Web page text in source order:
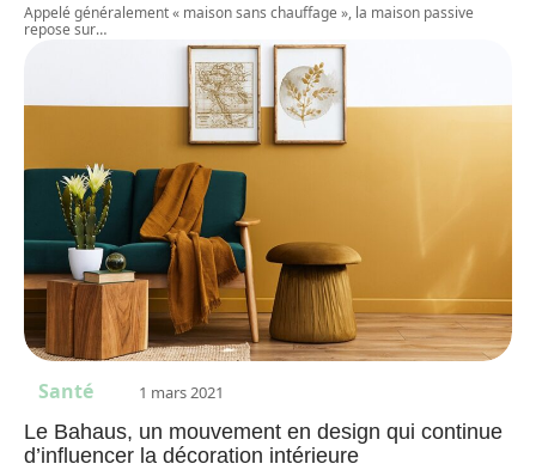
Appelé généralement « maison sans chauffage », la maison passive
repose sur…
Santé 1 mars 2021
Le Bahaus, un mouvement en design qui continue
d’influencer la décoration intérieure